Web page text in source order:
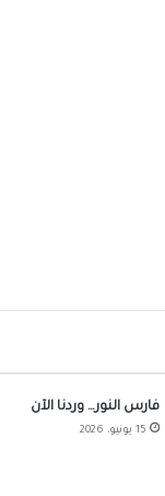
فارس النور… وردنا الآن
15 يونيو، 2026